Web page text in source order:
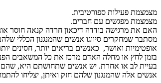
מצמצמת פעילות ספורטיבית.
מצמצמת מפגשים עם חברים.
האם את מרגישה בודדה דיכאון חרדה קנאה חוסר
מסתבר שמחקרים סיווגו אנשים שהמנגנון הכללי
אופטימיות ואושר, כאנשים בריאים יותר, חסינים
בזמן לחץ או מחלה האדם מרכז את כל המשאבים
בעיית לב או אחרת. יש אנשים שתחושתם היא, שהם
אנשים אלה שהמנגנון שלהם חזק ואיתן, יצליחו